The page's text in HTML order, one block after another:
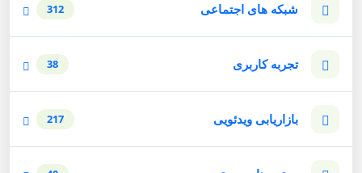
شبکه های اجتماعی 312
تجربه کاربری 38
بازاریابی ویدئویی 217